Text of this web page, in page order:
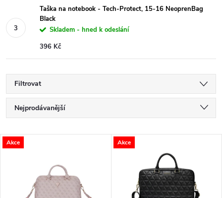
Taška na notebook - Tech-Protect, 15-16 NeoprenBag
Black
Skladem - hned k odeslání
396 Kč
Filtrovat
Ř
a
Nejprodávanější
Nejdražší
V
Akce Akce